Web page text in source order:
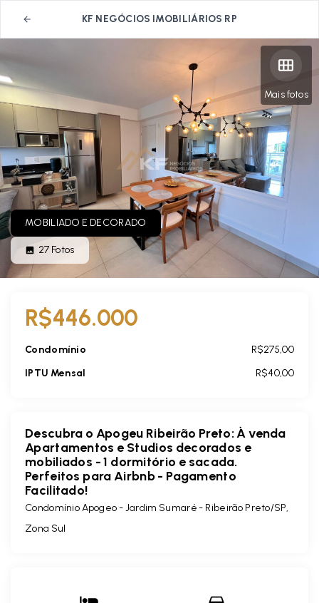
KF NEGÓCIOS IMOBILIÁRIOS RP
Mais fotos
MOBILIADO E DECORADO
27 Fotos
R$446.000
Condomínio
R$275,00
IPTU Mensal
R$40,00
Descubra o Apogeu Ribeirão Preto: À venda
Apartamentos e Studios decorados e
mobiliados - 1 dormitório e sacada.
Perfeitos para Airbnb - Pagamento
Facilitado!
Condomínio Apogeo -Jardim Sumaré - Ribeirão Preto/SP,
Zona Sul